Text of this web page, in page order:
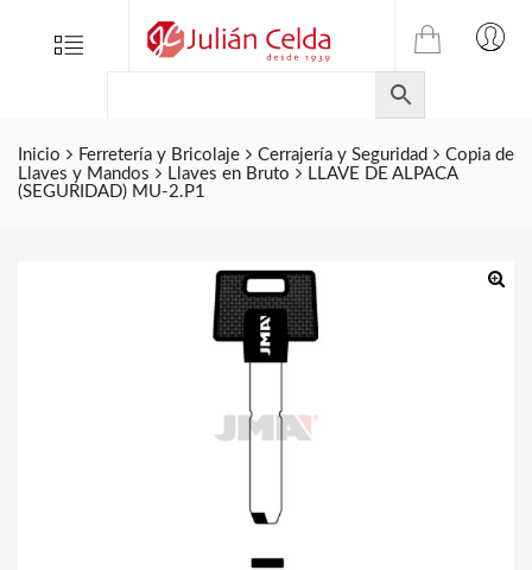
Menu
TIENDA
ONLINE
DE
JULIAN
CELDA
Inicio Ferretería y Bricolaje Cerrajería y Seguridad
Copia de
Llaves y Mandos
Llaves en Bruto
LLAVE DE ALPACA
(SEGURIDAD) MU-2.P1
Folletos
Contacto